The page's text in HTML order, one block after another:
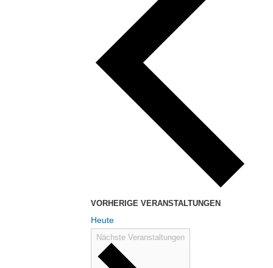
VORHERIGE VERANSTALTUNGEN
Heute
Nächste Veranstaltungen